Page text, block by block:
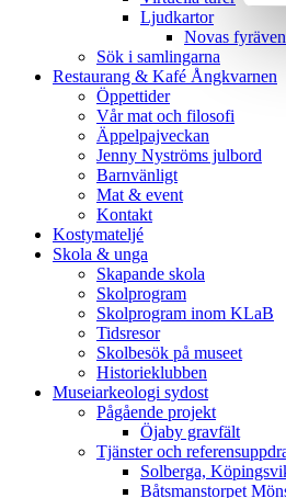
Ljudkartor
Novas
Sök i samlingarna
Restaurang & Kafé Ångkvarnen
Öppettider
Vår mat och filosofi
Äppelpajveckan
Jenny Nyströms julbord
Barnvänligt
Mat & event
Kontakt
Kostymateljé
Skola & unga
Skapande skola
Skolprogram
Skolprogram inom KLaB
Tidsresor
Skolbesök på museet
Historieklubben
Museiarkeologi sydost
Pågående projekt
Öjaby gravfält
Tjänster och
Solberga,
Båtsmanstorpet